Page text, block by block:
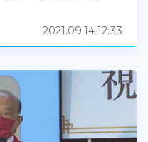
2021.09.14 12:33